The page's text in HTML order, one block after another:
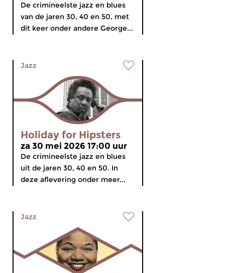
De crimineelste jazz en blues
van de jaren 30, 40 en 50, met
dit keer onder andere George...
Jazz
Holiday for Hipsters
za 30 mei 2026 17:00 uur
De crimineelste jazz en blues
uit de jaren 30, 40 en 50. In
deze aflevering onder meer...
Jazz